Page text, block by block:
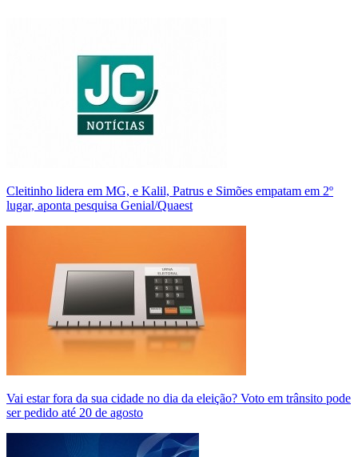
Cleitinho lidera em MG, e Kalil, Patrus e Simões empatam em 2º
lugar, aponta pesquisa Genial/Quaest
Vai estar fora da sua cidade no dia da eleição? Voto em trânsito pode
ser pedido até 20 de agosto